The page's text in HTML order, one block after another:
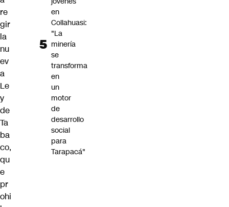
re
gir
la
nu
ev
a
Le
y
de
Ta
ba
co,
qu
e
pr
ohi
en
Collahuasi:
"La
minería
se
transforma
en
un
motor
de
desarrollo
social
para
Tarapacá"